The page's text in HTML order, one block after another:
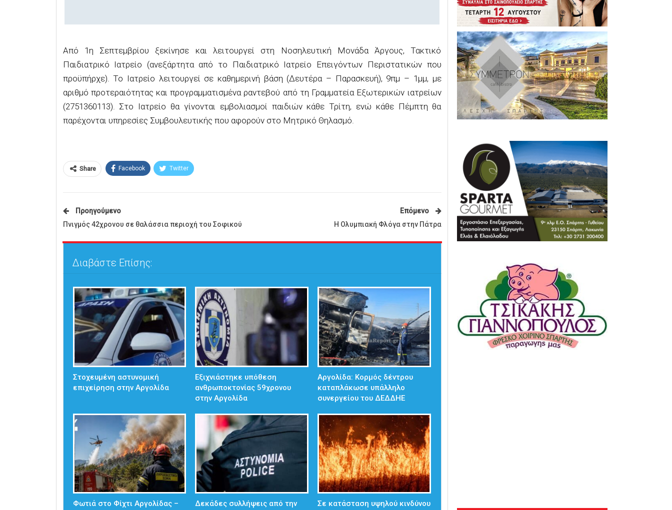
Από 1η Σεπτεμβρίου ξεκίνησε και λειτουργεί στη Νοσηλευτική Μονάδα Άργους, Τακτικό
Παιδιατρικό Ιατρείο (ανεξάρτητα από το Παιδιατρικό Ιατρείο Επειγόντων Περιστατικών που
προϋπήρχε). Το Ιατρείο λειτουργεί σε καθημερινή βάση (Δευτέρα – Παρασκευή), 9πμ – 1μμ, με
αριθμό προτεραιότητας και προγραμματισμένα ραντεβού από τη Γραμματεία Εξωτερικών ιατρείων
(2751360113). Στο Ιατρείο θα γίνονται εμβολιασμοί παιδιών κάθε Τρίτη, ενώ κάθε Πέμπτη θα
παρέχονται υπηρεσίες Συμβουλευτικής που αφορούν στο Μητρικό Θηλασμό.
Share Facebook Twitter
Προηγούμενο
Πνιγμός 42χρονου σε θαλάσσια περιοχή του Σοφικού
Επόμενο
Η Ολυμπιακή Φλόγα στην Πάτρα
Διαβάστε Επίσης:
Στοχευμένη αστυνομική
επιχείρηση στην Αργολίδα
Εξιχνιάστηκε υπόθεση
ανθρωποκτονίας 59χρονου
στην Αργολίδα
Αργολίδα: Κορμός δέντρου
καταπλάκωσε υπάλληλο
συνεργείου του ΔΕΔΔΗΕ
Φωτιά στο Φίχτι Αργολίδας –
Δεκάδες συλλήψεις από την
Σε κατάσταση υψηλού κινδύνου